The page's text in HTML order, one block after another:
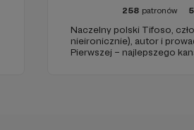
258 patronów
Naczelny polski Tifoso,
nieironicznie), autor i
Pierwszej – najlepszego